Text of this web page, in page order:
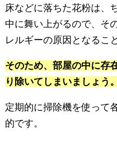
床などに落ちた花粉は、
中に舞い上がるので、そ
レルギーの原因となるこ
そのため、部屋の中に存
り除いてしまいましょう。
定期的に掃除機を使って
的です。